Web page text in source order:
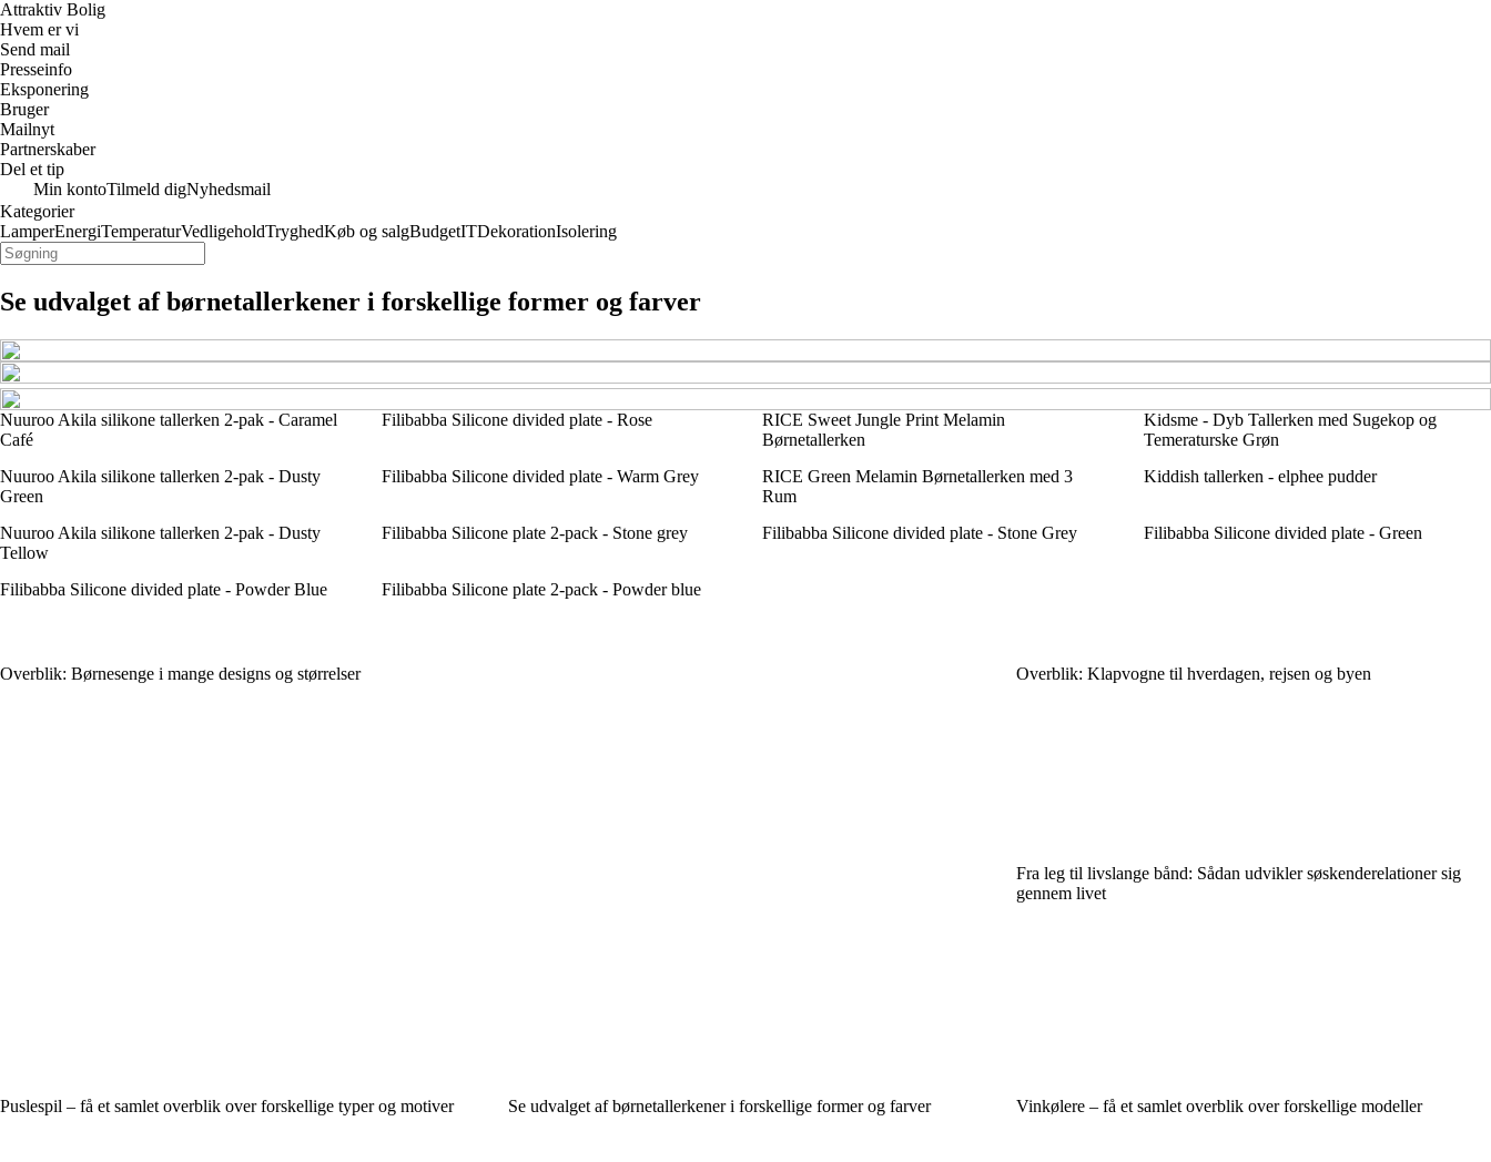
Attraktiv Bolig
Hvem er vi
Send mail
Presseinfo
Eksponering
Bruger
Mailnyt
Partnerskaber
Del et tip
Min kontoTilmeld digNyhedsmail
Kategorier
LamperEnergiTemperaturVedligeholdTryghedKøb og salgBudgetITDekorationIsolering
Se udvalget af børnetallerkener i forskellige former og farver
Nuuroo Akila silikone tallerken 2-pak - Caramel
Café
Filibabba Silicone divided plate - Rose
RICE Sweet Jungle Print Melamin
Børnetallerken
Kidsme - Dyb Tallerken med Sugekop og
Temeraturske Grøn
Nuuroo Akila silikone tallerken 2-pak - Dusty
Green
Filibabba Silicone divided plate - Warm Grey
RICE Green Melamin Børnetallerken med 3
Rum
Kiddish tallerken - elphee pudder
Nuuroo Akila silikone tallerken 2-pak - Dusty
Tellow
Filibabba Silicone plate 2-pack - Stone grey Filibabba Silicone divided plate - Stone Grey Filibabba Silicone divided plate - Green
Filibabba Silicone divided plate - Powder Blue Filibabba Silicone plate 2-pack - Powder blue
Overblik: Børnesenge i mange designs og størrelser Overblik: Klapvogne til hverdagen, rejsen og byen
Fra leg til livslange bånd: Sådan udvikler søskenderelationer sig
gennem livet
Puslespil – få et samlet overblik over forskellige typer og motiver Se udvalget af børnetallerkener i forskellige former og farver Vinkølere – få et samlet overblik over forskellige modeller